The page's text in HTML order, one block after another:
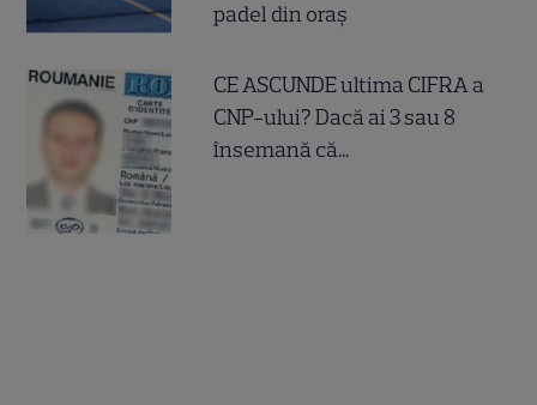
padel din oraș
CE ASCUNDE ultima CIFRA a
CNP-ului? Dacă ai 3 sau 8
însemană că...